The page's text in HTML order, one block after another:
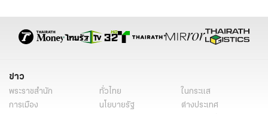
ข่าว
พระราชสำนัก ทั่วไทย
ในกระแส
การเมือง
นโยบายรัฐ
ต่างประเทศ